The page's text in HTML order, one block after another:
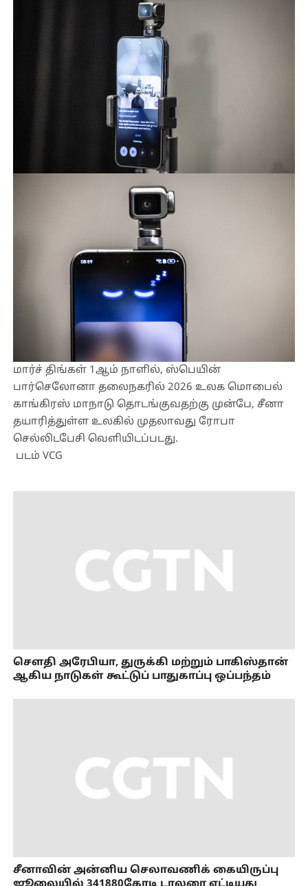
மார்ச் திங்கள் 1ஆம் நாளில், ஸ்பெயின்
பார்செலோனா தலைநகரில் 2026 உலக மொபைல்
காங்கிரஸ் மாநாடு தொடங்குவதற்கு முன்பே, சீனா
தயாரித்துள்ள உலகில் முதலாவது ரோபா
செல்லிடபேசி வெளியிடப்படது.
படம் VCG
செளதி அரேபியா, துருக்கி மற்றும் பாகிஸ்தான்
ஆகிய நாடுகள் கூட்டுப் பாதுகாப்பு ஒப்பந்தம்
சீனாவின் அன்னிய செலாவணிக் கையிருப்பு